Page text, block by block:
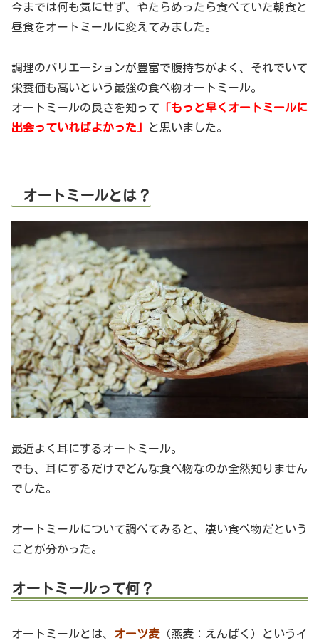
今までは何も気にせず、やたらめったら食べていた朝食と
昼食をオートミールに変えてみました。
調理のバリエーションが豊富で腹持ちがよく、それでいて
栄養価も高いという最強の食べ物オートミール。
オートミールの良さを知って 「もっと早くオートミールに
出会っていればよかった」
と思いました。
オートミールとは？
最近よく耳にするオートミール。
でも、耳にするだけでどんな食べ物なのか全然知りません
でした。
オートミールについて調べてみると、凄い食べ物だという
ことが分かった。
オートミールって何？
オートミールとは、 オーツ麦（燕麦：えんばく）というイ